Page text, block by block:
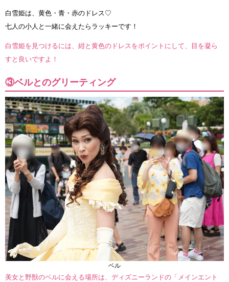
白雪姫は、黄色・青・赤のドレス♡
七人の小人と一緒に会えたらラッキーです！
白雪姫を見つけるには、紺と黄色のドレスをポイントにして、目を凝ら
すと良いですよ！
③ベルとのグリーティング
ベル
美女と野獣のベルに会える場所は、ディズニーランドの「メインエント